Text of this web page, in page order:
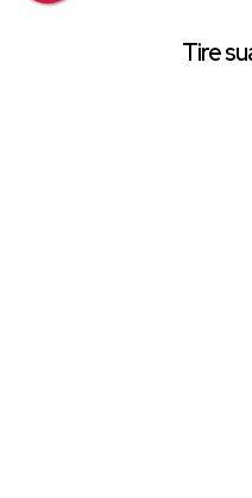
Tire